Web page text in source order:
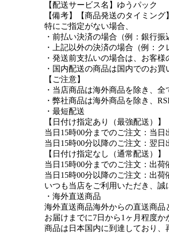
【配送サービス名】ゆうパック
【備考】【商品発送のタイミング】
特にご指定がない場合、
・前払い決済の場合（例：銀行
・上記以外の決済の場合（例：
・発送前支払いの場合は、お客
・国内配送の商品は国内でのお
【ご注意】
・当店商品は海外商品を除き、全
・弊社商品は海外商品を除き、
・最短配送
【日付け指定あり（最強配送）】
当日15時00分までのご注文：当
当日15時00分以降のご注文：翌
【日付け指定なし（通常配送）】
当日15時00分までのご注文：出
当日15時00分以降のご注文：出
いつも当店をご利用いただき、誠
・海外直送商品
海外直送商品海外からの直送商品
お届けまでに7日から1ヶ月程度か
商品は日本国内に到達しており、